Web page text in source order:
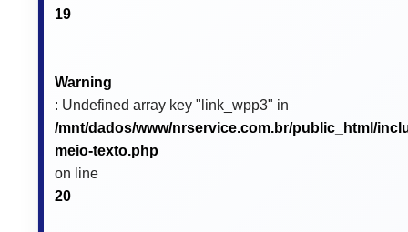
19
Warning
: Undefined array key "link_wpp3" in
/mnt/dados/www/nrservice.com.br/public_html/
meio-texto.php
on line
20